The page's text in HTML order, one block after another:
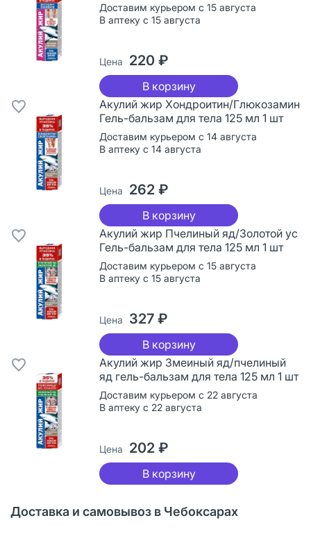
Доставим курьером с 15 августа
В аптеку с 15 августа
Цена 220 ₽
В корзину
Акулий жир Хондроитин/Глюкозамин
Гель-бальзам для тела 125 мл 1 шт
Доставим курьером с 14 августа
В аптеку с 14 августа
Цена 262 ₽
В корзину
Акулий жир Пчелиный яд/Золотой ус
Гель-бальзам для тела 125 мл 1 шт
Доставим курьером с 15 августа
В аптеку с 15 августа
Цена 327 ₽
В корзину
Акулий жир Змеиный яд/пчелиный
яд гель-бальзам для тела 125 мл 1 шт
Доставим курьером с 22 августа
В аптеку с 22 августа
Цена 202 ₽
В корзину
Доставка и самовывоз в Чебоксарах